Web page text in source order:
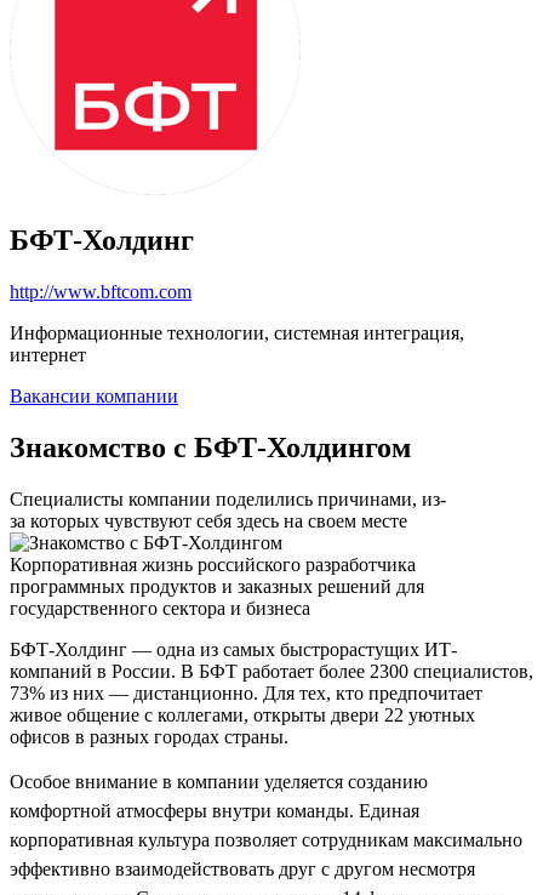
БФТ-Холдинг
http://www.bftcom.com
Информационные технологии, системная интеграция,
интернет
Вакансии компании
Знакомство с БФТ-Холдингом
Специалисты компании поделились причинами, из-
за которых чувствуют себя здесь на своем месте
Корпоративная жизнь российского разработчика
программных продуктов и заказных решений для
государственного сектора и бизнеса
БФТ-Холдинг — одна из самых быстрорастущих ИТ-
компаний в России. В БФТ работает более 2300 специалистов,
73% из них — дистанционно. Для тех, кто предпочитает
живое общение с коллегами, открыты двери 22 уютных
офисов в разных городах страны.
Особое внимание в компании уделяется созданию
комфортной атмосферы внутри команды. Единая
корпоративная культура позволяет сотрудникам максимально
эффективно взаимодействовать друг с другом несмотря